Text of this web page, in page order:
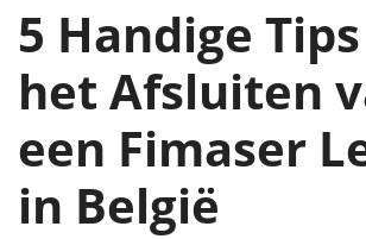
5 Handige
het Afsluiten
een Fimaser
in België